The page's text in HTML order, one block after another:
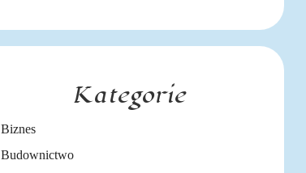
Kategorie
Biznes
Budownictwo